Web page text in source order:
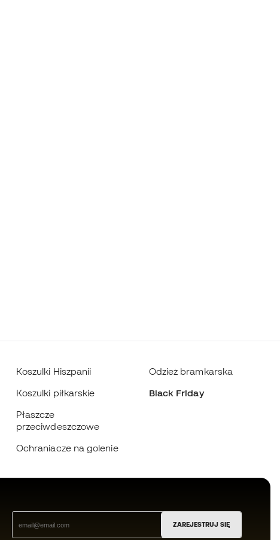
Koszulki Hiszpanii
Koszulki piłkarskie
Płaszcze
przeciwdeszczowe
Ochraniacze na golenie
Odzież bramkarska
Black Friday
ZAREJESTRUJ SIĘ